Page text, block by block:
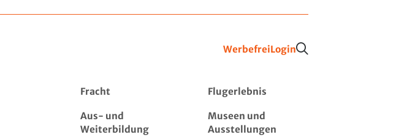
WerbefreiLogin
Fracht Flugerlebnis
Aus- und
Weiterbildung
Museen und
Ausstellungen